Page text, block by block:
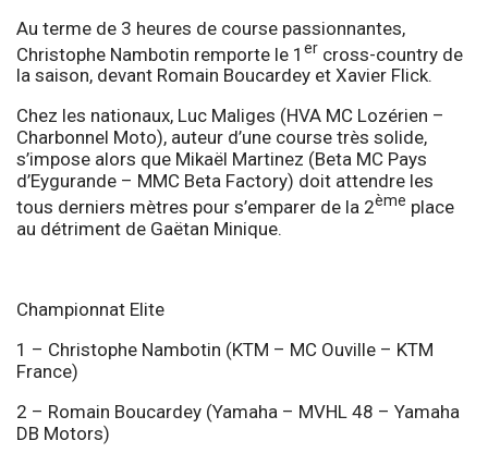
Au terme de 3 heures de course passionnantes,
Christophe Nambotin remporte le 1 er cross-country de
la saison, devant Romain Boucardey et Xavier Flick.
Chez les nationaux, Luc Maliges (HVA MC Lozérien –
Charbonnel Moto), auteur d’une course très solide,
s’impose alors que Mikaël Martinez (Beta MC Pays
d’Eygurande – MMC Beta Factory) doit attendre les
tous derniers mètres pour s’emparer de la 2ème place
au détriment de Gaëtan Minique.
Championnat Elite
1 – Christophe Nambotin (KTM – MC Ouville – KTM
France)
2 – Romain Boucardey (Yamaha – MVHL 48 – Yamaha
DB Motors)